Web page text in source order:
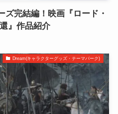
ズ完結編！映画『ロード・
』作品紹介
Dream(キャラクターグッズ・テーマパーク)